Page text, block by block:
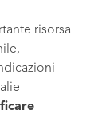
risorsa